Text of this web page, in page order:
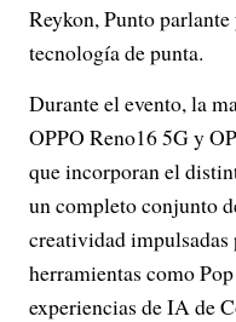
Reykon, Punto
tecnología de punta.
Durante el evento, la
OPPO Reno16 5G y
que incorporan el
un completo conjunto
creatividad
herramientas como
experiencias de IA de